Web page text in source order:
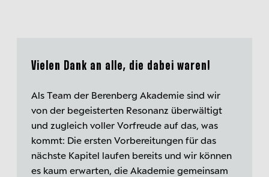
Vielen Dank an alle, die dabei waren!
Als Team der Berenberg Akademie sind wir
von der begeisterten Resonanz überwältigt
und zugleich voller Vorfreude auf das, was
kommt: Die ersten Vorbereitungen für das
nächste Kapitel laufen bereits und wir können
es kaum erwarten, die Akademie gemeinsam